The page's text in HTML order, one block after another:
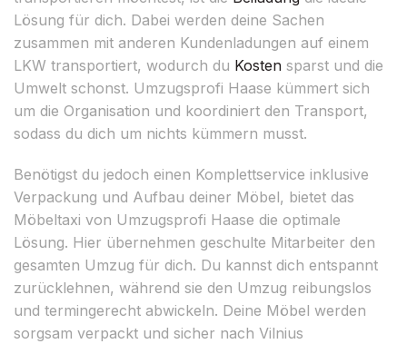
Lösung für dich. Dabei werden deine Sachen
zusammen mit anderen Kundenladungen auf einem
LKW transportiert, wodurch du Kosten sparst und die
Umwelt schonst. Umzugsprofi Haase kümmert sich
um die Organisation und koordiniert den Transport,
sodass du dich um nichts kümmern musst.
Benötigst du jedoch einen Komplettservice inklusive
Verpackung und Aufbau deiner Möbel, bietet das
Möbeltaxi von Umzugsprofi Haase die optimale
Lösung. Hier übernehmen geschulte Mitarbeiter den
gesamten Umzug für dich. Du kannst dich entspannt
zurücklehnen, während sie den Umzug reibungslos
und termingerecht abwickeln. Deine Möbel werden
sorgsam verpackt und sicher nach Vilnius